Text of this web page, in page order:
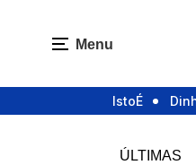
Menu
IstoÉ
ÚLTIMAS